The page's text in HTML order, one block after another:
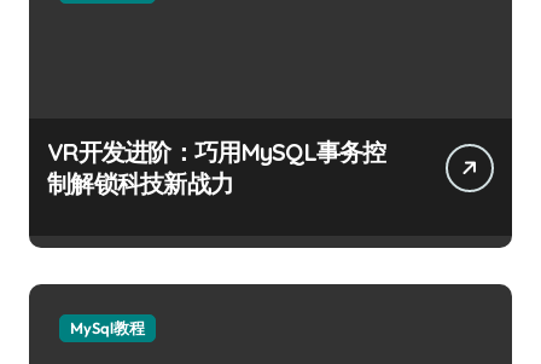
VR开发进阶：巧用MySQL事务控
制解锁科技新战力
MySql教程